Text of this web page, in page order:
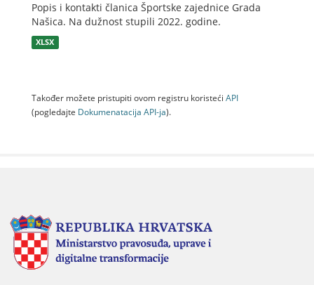
Popis i kontakti članica Športske zajednice Grada
Našica. Na dužnost stupili 2022. godine.
XLSX
Također možete pristupiti ovom registru koristeći API
(pogledajte Dokumenаtаcijа API-jа).